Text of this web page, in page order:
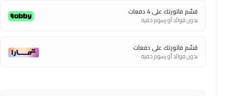
قسّم فاتورتك على 4 دفعات
بدون فوائد أو رسوم خفية
قسّم فاتورتك على دفعات
بدون فوائد أو رسوم خفية